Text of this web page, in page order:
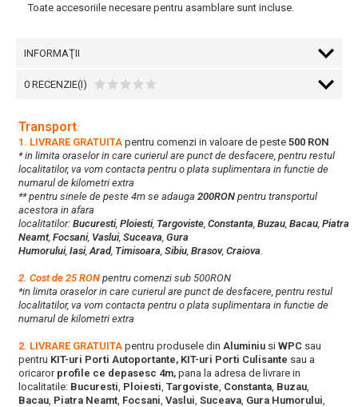
Toate accesoriile necesare pentru asamblare sunt incluse.
INFORMAŢII
0 RECENZIE(I)
Transport:
1. LIVRARE GRATUITA pentru comenzi in valoare de peste 500 RON
* in limita oraselor in care curierul are punct de desfacere, pentru restul
localitatilor, va vom contacta pentru o plata suplimentara in functie de
numarul de kilometri extra
** pentru sinele de peste 4m se adauga 200RON pentru transportul
acestora in afara
localitatilor: Bucuresti, Ploiesti, Targoviste, Constanta, Buzau, Bacau, Piatra
Neamt, Focsani, Vaslui, Suceava, Gura
Humorului, Iasi,Arad, Timisoara, Sibiu, Brasov, Craiova.
2. Cost de 25 RON pentru comenzi sub 500RON
*in limita oraselor in care curierul are punct de desfacere, pentru restul
localitatilor, va vom contacta pentru o plata suplimentara in functie de
numarul de kilometri extra
2. LIVRARE GRATUITA pentru produsele din Aluminiu si WPC sau
pentru KIT-uri Porti Autoportante, KIT-uri Porti Culisante sau a
oricarorprofile ce depasesc 4m, pana la adresa de livrare in
localitatile: Bucuresti, Ploiesti, Targoviste, Constanta, Buzau,
Bacau, Piatra Neamt, Focsani, Vaslui, Suceava, Gura Humorului,